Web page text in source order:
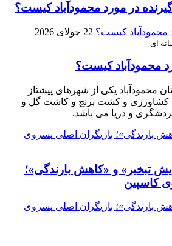
در مورد محمودآباد کیست؟
22 جولای 2026
ای
محمودآباد کیست؟
محمودآباد یکی از شهرهای پیشتاز
کشاورزی و کشت برنج و کاشت گل و
و دریا می باشد.
تبخیر» و «کاهش بارندگی»؛
کاسپین